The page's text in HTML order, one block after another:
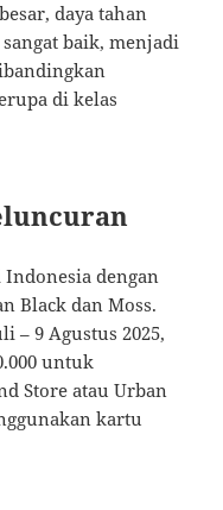
daya tahan
baik, menjadi
di kelas
dengan
Black dan Moss.
– 9 Agustus 2025,
untuk
Store atau Urban
kartu